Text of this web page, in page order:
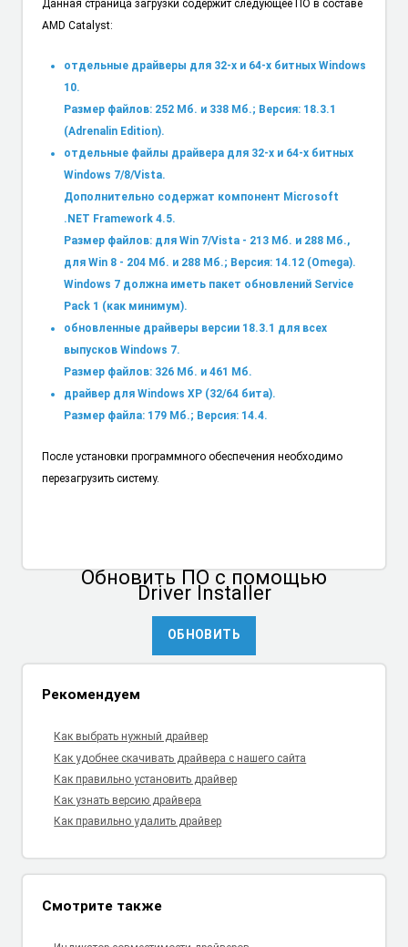
Данная страница загрузки содержит следующее ПО в составе
AMD Catalyst:
отдельные драйверы для 32-х и 64-х битных Windows
10.
Размер файлов: 252 Мб. и 338 Мб.; Версия: 18.3.1
(Adrenalin Edition).
отдельные файлы драйвера для 32-х и 64-х битных
Windows 7/8/Vista.
Дополнительно содержат компонент Microsoft
.NET Framework 4.5.
Размер файлов: для Win 7/Vista - 213 Мб. и 288 Мб.,
для Win 8 - 204 Мб. и 288 Мб.; Версия: 14.12 (Omega).
Windows 7 должна иметь пакет обновлений Service
Pack 1 (как минимум).
обновленные драйверы версии 18.3.1 для всех
выпусков Windows 7.
Размер файлов: 326 Мб. и 461 Мб.
драйвер для Windows XP (32/64 бита).
Размер файла: 179 Мб.; Версия: 14.4.
После установки программного обеспечения необходимо
перезагрузить систему.
Обновить ПО с помощью
Driver Installer
ОБНОВИТЬ
Рекомендуем
Как выбрать нужный драйвер
Как удобнее скачивать драйвера с нашего сайта
Как правильно установить драйвер
Как узнать версию драйвера
Как правильно удалить драйвер
Смотрите также